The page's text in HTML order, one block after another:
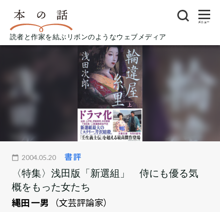
読者と作家を結ぶリボンのようなウェブメディア
メニュー
2004.05.20 書評
〈特集〉浅田版「新選組」 侍にも優る気
概をもった女たち
縄田 一男
（文芸評論家）